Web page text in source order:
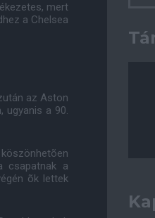
mert
a Chelsea
az Aston
ugyanis a 90.
csapatnak a
õk lettek